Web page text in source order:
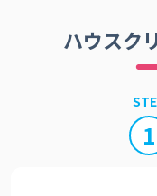
ハウスク
1